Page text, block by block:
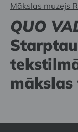
Mākslas muzejs
QUO